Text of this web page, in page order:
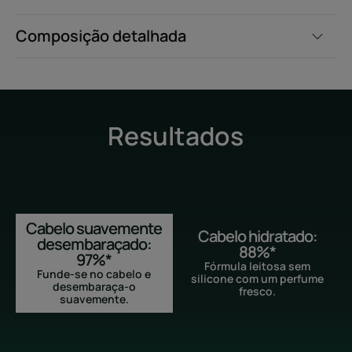
Composição detalhada
Resultados
Cabelo suavemente
desembaraçado:
97%*
Funde-se no cabelo e
desembaraça-o
suavemente.
Cabelo hidratado:
88%*
Fórmula leitosa sem
silicone com um perfume
fresco.